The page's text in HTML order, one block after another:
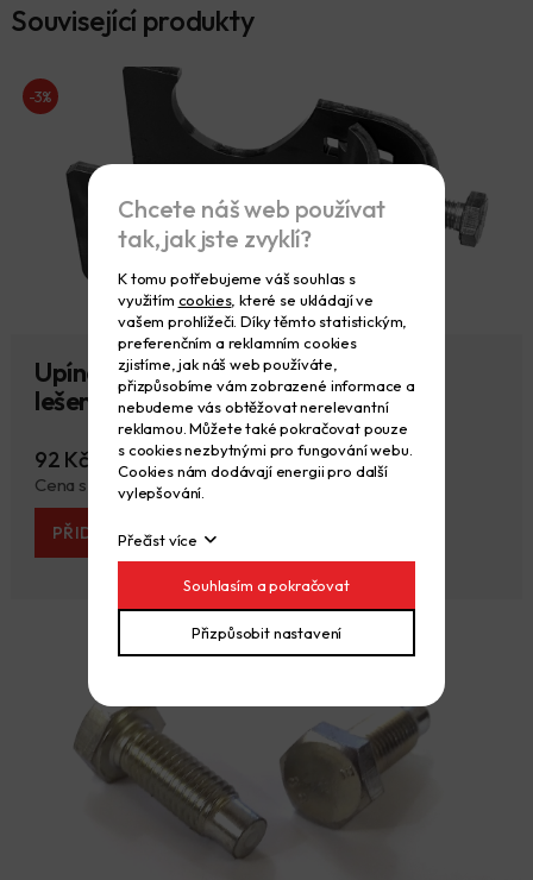
Související produkty
-3%
Upínací spojka háková pro trubkové
lešení - nová
92 Kč 95 Kč
Cena s DPH 111 Kč 115 Kč
PŘIDAT DO KOŠÍKU
Chcete náš web používat
tak, jak jste zvyklí?
K tomu potřebujeme váš souhlas s
využitím cookies, které se ukládají ve
vašem prohlížeči. Díky těmto statistickým,
preferenčním a reklamním cookies
zjistíme, jak náš web používáte,
přizpůsobíme vám zobrazené informace a
nebudeme vás obtěžovat nerelevantní
reklamou. Můžete také pokračovat pouze
s cookies nezbytnými pro fungování webu.
Cookies nám dodávají energii pro další
vylepšování.
Přečíst více
Souhlasím a pokračovat
Přizpůsobit nastavení